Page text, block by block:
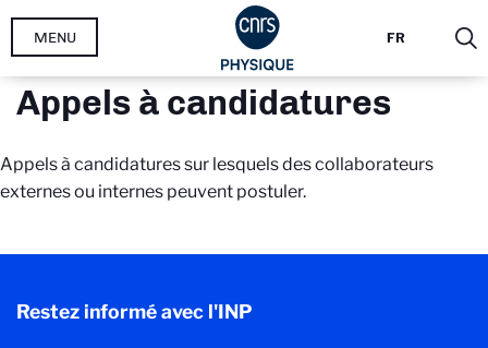
Aller
principal
FR
MENU
Appels à candidatures
Appels à candidatures sur lesquels des collaborateurs
externes ou internes peuvent postuler.
Restez informé avec l'INP